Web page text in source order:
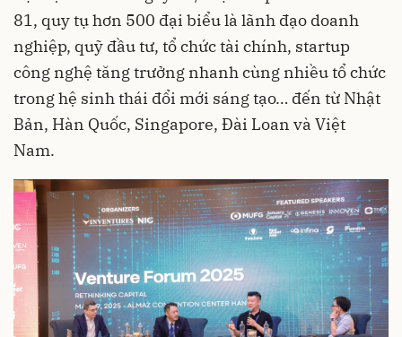
81, quy tụ hơn 500 đại biểu là lãnh đạo doanh
nghiệp, quỹ đầu tư, tổ chức tài chính, startup
công nghệ tăng trưởng nhanh cùng nhiều tổ chức
trong hệ sinh thái đổi mới sáng tạo… đến từ Nhật
Bản, Hàn Quốc, Singapore, Đài Loan và Việt
Nam.